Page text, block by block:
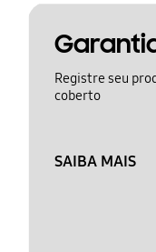
Registre seu
coberto
SAIBA MAIS